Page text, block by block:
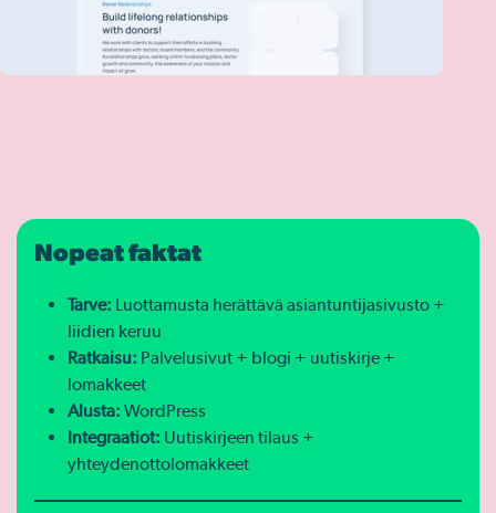
Nopeat faktat
Tarve: Luottamusta herättävä asiantuntijasivusto +
liidien keruu
Ratkaisu: Palvelusivut + blogi + uutiskirje +
lomakkeet
Alusta: WordPress
Integraatiot: Uutiskirjeen tilaus +
yhteydenottolomakkeet